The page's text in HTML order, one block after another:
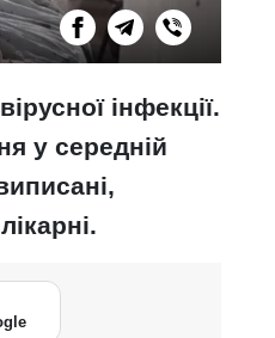
інфекції.
у середній